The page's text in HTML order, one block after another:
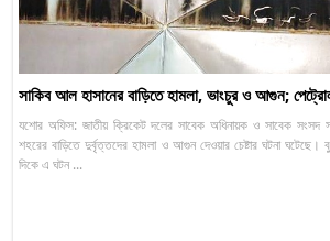
সাকিব আল হাসানের বাড়িতে হামলা, ভাংচুর ও আগুন;
যশোর অফিস: জাতীয় ক্রিকেট দলের সাবেক অধিনায়ক ও সাবেক সংসদ
শহরের বাড়িতে দুর্বৃত্তদের হামলা ও আগুন দেওয়ার চেষ্টার ঘটনা
দিকে এ ঘটন ...